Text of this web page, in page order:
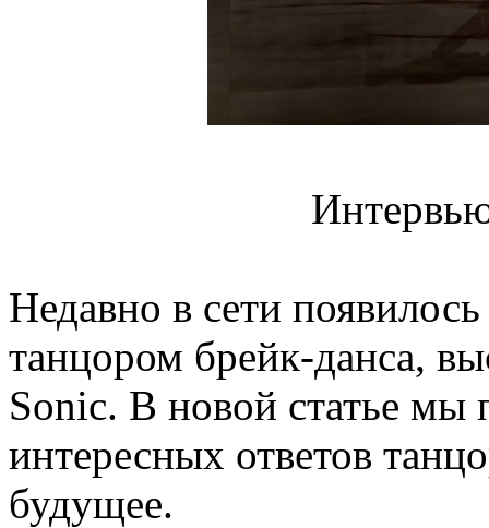
Недавно в сети
танцором брейк-данса,
Sonic. В новой статье мы
интересных ответов
будущее.